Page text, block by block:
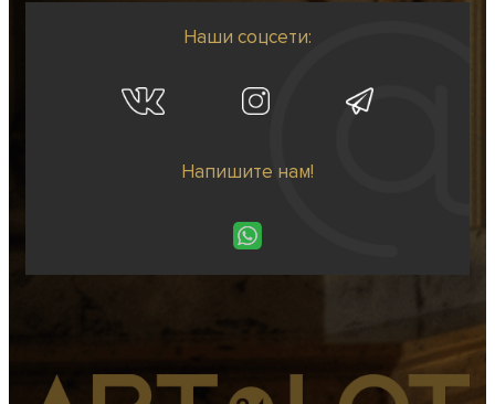
Наши соцсети:
Напишите нам!